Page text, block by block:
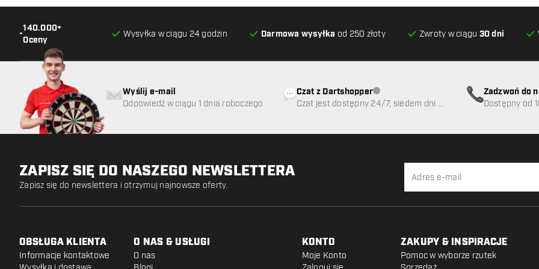
•
140.000+
Oceny
Wysyłka w ciągu 24 godzin Darmowa wysyłka od 250 złoty Zwroty w ciągu 30 dni
Wyślij e-mail
Odpowiedź w ciągu 1 dnia roboczego
Czat z DartshopperObsługa klienta niedostępna
Czat jest dostępny 24/7, siedem dni w
Zadzwoń do
89
Dostępny od
ZAPISZ SIĘ DO NASZEGO NEWSLETTERA
Zapisz się do newslettera i otrzymuj najnowsze oferty.
OBSŁUGA KLIENTA
Informacje kontaktowe
O NAS & USŁUGI
O nas
KONTO
Moje Konto
ZAKUPY & INSPIRACJE
Pomoc w wyborze rzutek